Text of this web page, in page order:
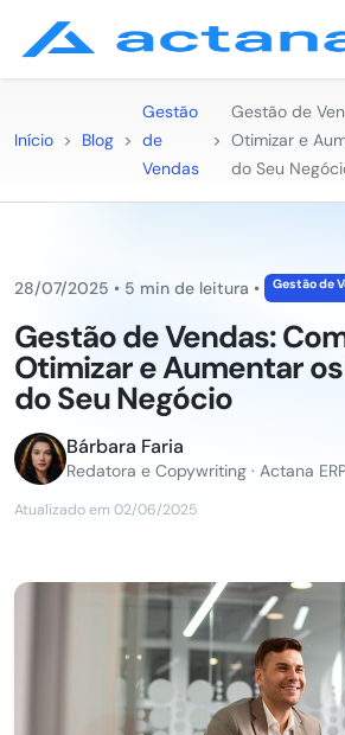
Início > Blog >
Gestão
de
Vendas
>
Gestão de
Otimizar e
do Seu
28/07/2025 • 5 min de leitura • Gestão de
Gestão de Vendas:
Otimizar e Aumentar
do Seu Negócio
Bárbara Faria
Redatora e Copywriting · Actana
Atualizado em 02/06/2025